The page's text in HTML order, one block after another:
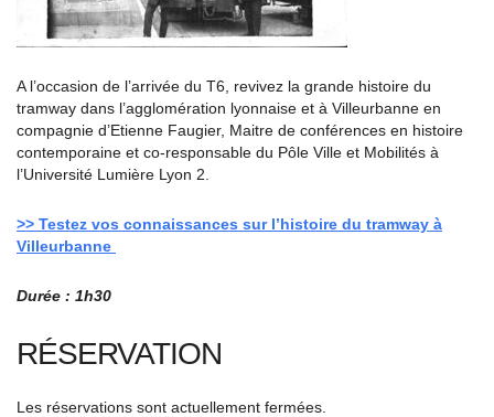
A l’occasion de l’arrivée du T6, revivez la grande histoire du
tramway dans l’agglomération lyonnaise et à Villeurbanne en
compagnie d’Etienne Faugier, Maitre de conférences en histoire
contemporaine et co-responsable du Pôle Ville et Mobilités à
l’Université Lumière Lyon 2.
>> Testez vos connaissances sur l’histoire du tramway à
Villeurbanne
Durée : 1h30
RÉSERVATION
Les réservations sont actuellement fermées.